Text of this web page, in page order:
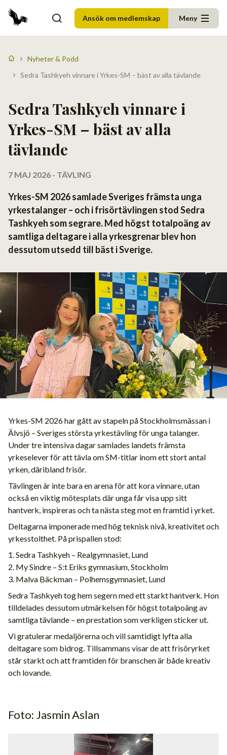
Ansök om medlemskap Meny
Nyheter & Podd
Sedra Tashkyeh vinnare i Yrkes-SM – bäst av alla tävlande
Sedra Tashkyeh vinnare i
Yrkes-SM – bäst av alla
tävlande
7 MAJ 2026 - TÄVLING
Yrkes-SM 2026 samlade Sveriges främsta unga
yrkestalanger – och i frisörtävlingen stod Sedra
Tashkyeh som segrare. Med högst totalpoäng av
samtliga deltagare i alla yrkesgrenar blev hon
dessutom utsedd till bäst i Sverige.
Yrkes-SM 2026 har gått av stapeln på Stockholmsmässan i
Älvsjö – Sveriges största yrkestävling för unga talanger.
Under tre intensiva dagar samlades landets främsta
yrkeselever för att tävla om SM-titlar inom ett stort antal
yrken, däribland frisör.
Tävlingen är inte bara en arena för att kora vinnare, utan
också en viktig mötesplats där unga får visa upp sitt
hantverk, inspireras och ta nästa steg mot en framtid i yrket.
Deltagarna imponerade med hög teknisk nivå, kreativitet och
yrkesstolthet. På prispallen stod:
1. Sedra Tashkyeh – Realgymnasiet, Lund
2. My Sindre – S:t Eriks gymnasium, Stockholm
3. Malva Bäckman – Polhemsgymnasiet, Lund
Sedra Tashkyeh tog hem segern med ett starkt hantverk. Hon
tilldelades dessutom utmärkelsen för högst totalpoäng av
samtliga tävlande – en prestation som verkligen sticker ut.
Vi gratulerar medaljörerna och vill samtidigt lyfta alla
deltagare som bidrog. Tillsammans visar de att frisöryrket
står starkt och att framtiden för branschen är både kreativ
och lovande.
Foto: Jasmin Aslan